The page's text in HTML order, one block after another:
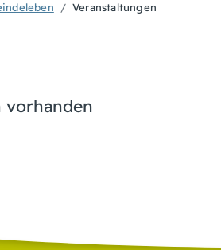
Veranstaltungen
vorhanden